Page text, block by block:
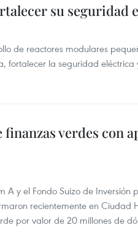
su seguridad
de reactores modulares
fortalecer la seguridad
verdes con
A y el Fondo Suizo de Inversión
recientemente en Ciudad
por valor de 20 millones de